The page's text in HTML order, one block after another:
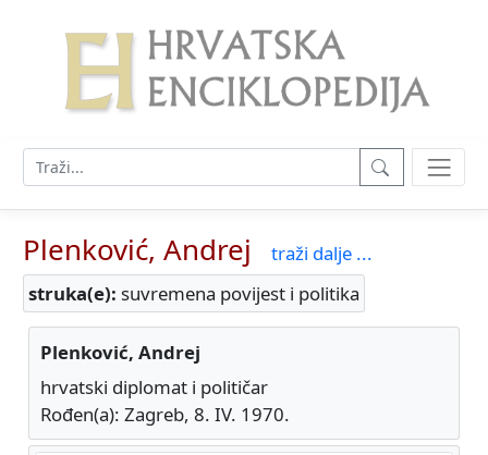
Plenković, Andrej
traži dalje ...
struka(e): suvremena povijest i politika
Plenković, Andrej
hrvatski diplomat i političar
Rođen(a): Zagreb, 8. IV. 1970.